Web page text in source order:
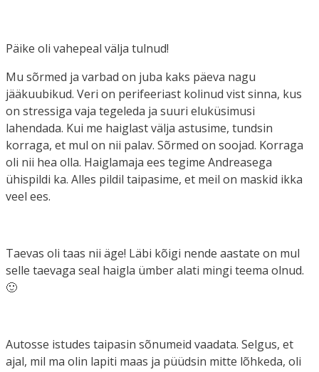
Päike oli vahepeal välja tulnud!
Mu sõrmed ja varbad on juba kaks päeva nagu
jääkuubikud. Veri on perifeeriast kolinud vist sinna, kus
on stressiga vaja tegeleda ja suuri eluküsimusi
lahendada. Kui me haiglast välja astusime, tundsin
korraga, et mul on nii palav. Sõrmed on soojad. Korraga
oli nii hea olla. Haiglamaja ees tegime Andreasega
ühispildi ka. Alles pildil taipasime, et meil on maskid ikka
veel ees.
Taevas oli taas nii äge! Läbi kõigi nende aastate on mul
selle taevaga seal haigla ümber alati mingi teema olnud.
🙂
Autosse istudes taipasin sõnumeid vaadata. Selgus, et
ajal, mil ma olin lapiti maas ja püüdsin mitte lõhkeda, oli